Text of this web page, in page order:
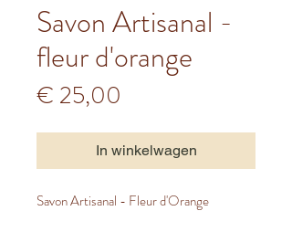
Savon Artisanal -
fleur d'orange
€ 25,00
In winkelwagen
Savon Artisanal - Fleur d'Orange